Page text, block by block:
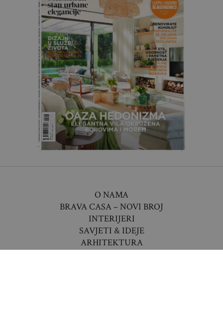
O NAMA
BRAVA CASA – NOVI BROJ
INTERIJERI
SAVJETI & IDEJE
ARHITEKTURA